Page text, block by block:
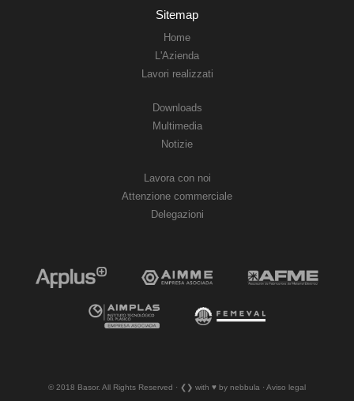
Sitemap
Home
L'Azienda
Lavori realizzati
Downloads
Multimedia
Notizie
Lavora con noi
Attenzione commerciale
Delegazioni
© 2018 Basor. All Rights Reserved · ❮❯ with ♥︎ by nebbula · Aviso legal